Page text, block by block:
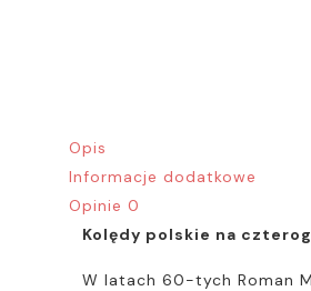
Opis
Informacje dodatkowe
Opinie 0
Kolędy polskie na
W latach 60-tych Roman